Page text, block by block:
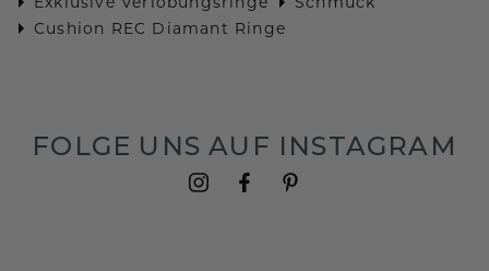
Cushion REC Diamant Ringe
FOLGE UNS AUF INSTAGRAM